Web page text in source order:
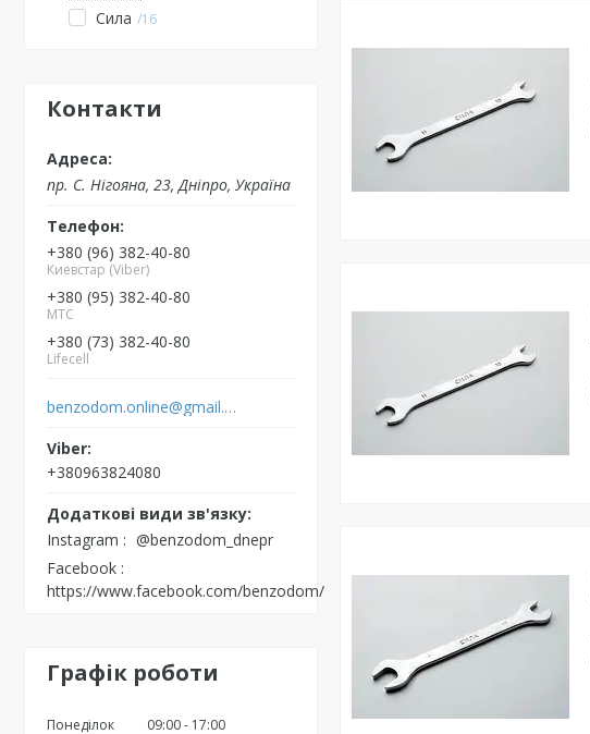
Сила
16
Контакти
пр. С. Нігояна, 23, Дніпро, Україна
+380 (96) 382-40-80
Киевстар (Viber)
+380 (95) 382-40-80
MTC
+380 (73) 382-40-80
Lifecell
benzodom.online@gmail.com
+380963824080
Instagram
@benzodom_dnepr
Facebook
https://www.facebook.com/benzodom/
Графік роботи
Понеділок 09:00
17:00